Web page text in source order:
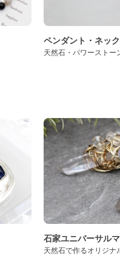
ペンダント・ネッ
天然石・パワーストー
石家ユニバーサル
天然石で作るオリジナ